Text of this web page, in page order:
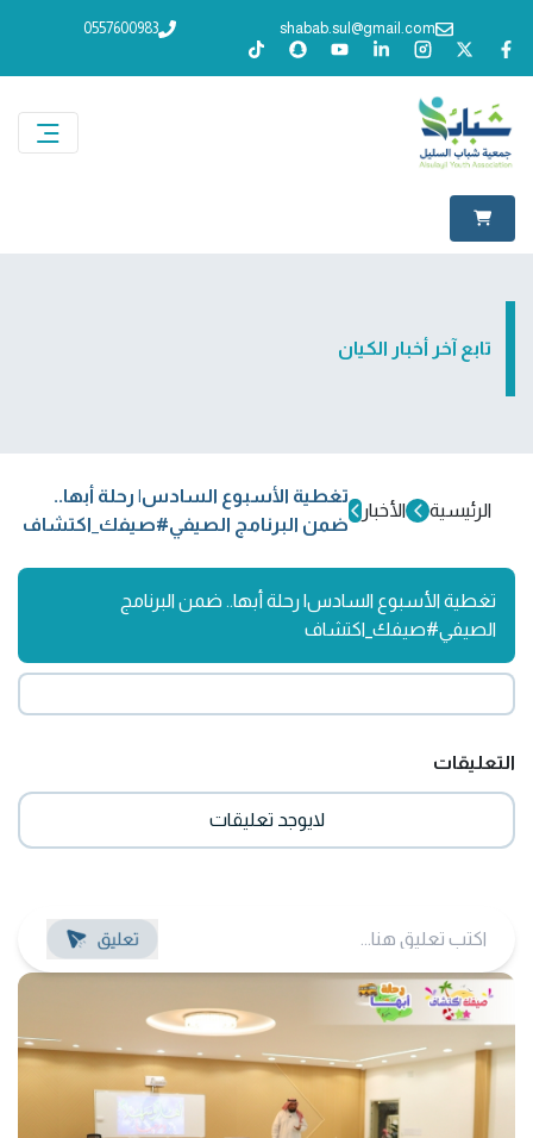
shabab.sul@gmail.com
0557600983
تابع آخر أخبار الكيان
الرئيسية الأخبار
تغطية الأسبوع السادس| رحلة أبها..
ضمن البرنامج الصيفي#صيفك_اكتشاف
تغطية الأسبوع السادس| رحلة أبها.. ضمن البرنامج
الصيفي#صيفك_اكتشاف
التعليقات
لايوجد تعليقات